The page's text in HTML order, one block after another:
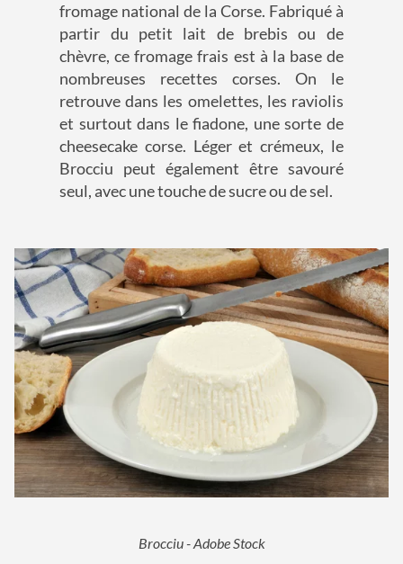
fromage national de la Corse. Fabriqué à
partir du petit lait de brebis ou de
chèvre, ce fromage frais est à la base de
nombreuses recettes corses. On le
retrouve dans les omelettes, les raviolis
et surtout dans le fiadone, une sorte de
cheesecake corse. Léger et crémeux, le
Brocciu peut également être savouré
seul, avec une touche de sucre ou de sel.
Brocciu - Adobe Stock